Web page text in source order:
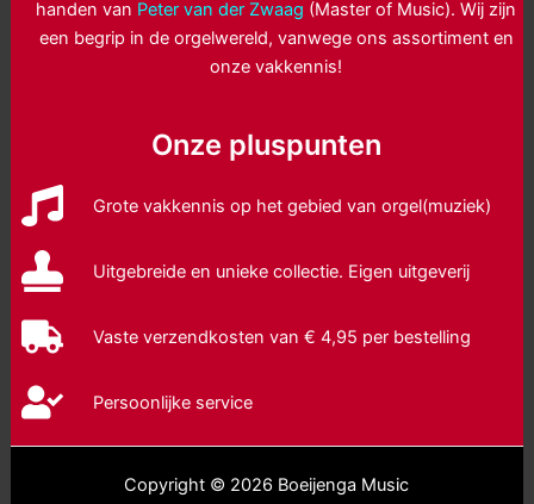
handen van Peter van der Zwaag (Master of Music). Wij zijn
een begrip in de orgelwereld, vanwege ons assortiment en
onze vakkennis!
Onze pluspunten
Grote vakkennis op het gebied van orgel(muziek)
Uitgebreide en unieke collectie. Eigen uitgeverij
Vaste verzendkosten van € 4,95 per bestelling
Persoonlijke service
Copyright © 2026 Boeijenga Music